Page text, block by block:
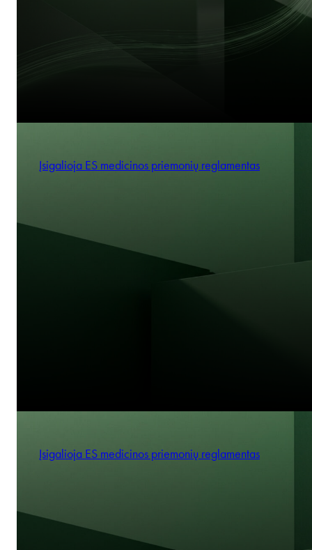
Įsigalioja ES medicinos priemonių reglamentas
Įsigalioja ES medicinos priemonių reglamentas